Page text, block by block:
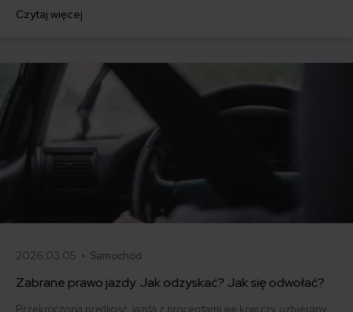
Przeczytaj nasz artykuł, a poznasz wszystkie szczegóły!
Czytaj więcej
2026.03.05 • Samochód
Zabrane prawo jazdy. Jak odzyskać? Jak się odwołać?
Przekroczona prędkość, jazda z procentami we krwi czy uzbierany